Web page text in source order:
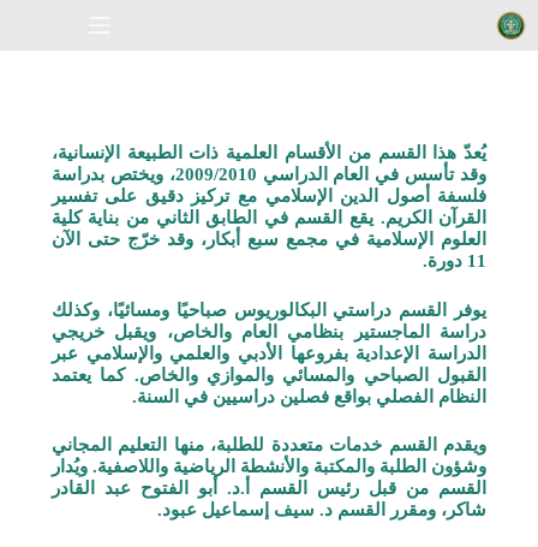
يُعدّ هذا القسم من الأقسام العلمية ذات الطبيعة الإنسانية،
وقد تأسس في العام الدراسي 2009/2010، ويختص بدراسة
فلسفة أصول الدين الإسلامي مع تركيز دقيق على تفسير
القرآن الكريم. يقع القسم في الطابق الثاني من بناية كلية
العلوم الإسلامية في مجمع سبع أبكار، وقد خرّج حتى الآن
11 دورة.
يوفر القسم دراستي البكالوريوس صباحيًا ومسائيًا، وكذلك
دراسة الماجستير بنظامي العام والخاص، ويقبل خريجي
الدراسة الإعدادية بفروعها الأدبي والعلمي والإسلامي عبر
القبول الصباحي والمسائي والموازي والخاص. كما يعتمد
النظام الفصلي بواقع فصلين دراسيين في السنة.
ويقدم القسم خدمات متعددة للطلبة، منها التعليم المجاني
وشؤون الطلبة والمكتبة والأنشطة الرياضية واللاصفية. ويُدار
القسم من قبل رئيس القسم أ.د. أبو الفتوح عبد القادر
شاكر، ومقرر القسم د. سيف إسماعيل عبود.